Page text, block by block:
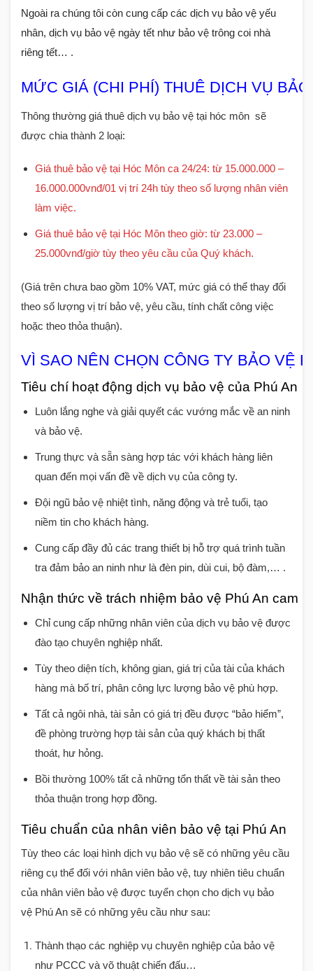
Ngoài ra chúng tôi còn cung cấp các dịch vụ bảo vệ yếu
nhân, dịch vụ bảo vệ ngày tết như bảo vệ trông coi nhà
riêng tết… .
MỨC GIÁ (CHI PHÍ) THUÊ DỊCH VỤ
Thông thường giá thuê dịch vụ bảo vệ tại hóc môn sẽ
được chia thành 2 loại:
Giá thuê bảo vệ tại Hóc Môn ca 24/24: từ 15.000.000 –
16.000.000vnđ/01 vị trí 24h tùy theo số lượng nhân viên
làm việc.
Giá thuê bảo vệ tại Hóc Môn theo giờ: từ 23.000 –
25.000vnđ/giờ tùy theo yêu cầu của Quý khách.
(Giá trên chưa bao gồm 10% VAT, mức giá có thể thay đổi
theo số lượng vị trí bảo vệ, yêu cầu, tính chất công việc
hoặc theo thỏa thuận).
VÌ SAO NÊN CHỌN CÔNG TY BẢO VỆ
Tiêu chí hoạt động dịch vụ bảo vệ của Phú An
Luôn lắng nghe và giải quyết các vướng mắc về an ninh
và bảo vệ.
Trung thực và sẵn sàng hợp tác với khách hàng liên
quan đến mọi vấn đề về dịch vụ của công ty.
Đội ngũ bảo vệ nhiệt tình, năng động và trẻ tuổi, tạo
niềm tin cho khách hàng.
Cung cấp đầy đủ các trang thiết bị hỗ trợ quá trình tuần
tra đảm bảo an ninh như là đèn pin, dùi cui, bộ đàm,… .
Nhận thức về trách nhiệm bảo vệ Phú An cam
Chỉ cung cấp những nhân viên của dịch vụ bảo vệ được
đào tạo chuyên nghiệp nhất.
Tùy theo diện tích, không gian, giá trị của tài của khách
hàng mà bố trí, phân công lực lượng bảo vệ phù hợp.
Tất cả ngôi nhà, tài sản có giá trị đều được “bảo hiểm”,
đề phòng trường hợp tài sản của quý khách bị thất
thoát, hư hỏng.
Bồi thường 100% tất cả những tổn thất về tài sản theo
thỏa thuận trong hợp đồng.
Tiêu chuẩn của nhân viên bảo vệ tại Phú An
Tùy theo các loại hình dịch vụ bảo vệ sẽ có những yêu cầu
riêng cụ thể đối với nhân viên bảo vệ, tuy nhiên tiêu chuẩn
của nhân viên bảo vệ được tuyển chọn cho dịch vụ bảo
vệ Phú An sẽ có những yêu cầu như sau:
Thành thạo các nghiệp vụ chuyên nghiệp của bảo vệ
như PCCC và võ thuật chiến đấu…